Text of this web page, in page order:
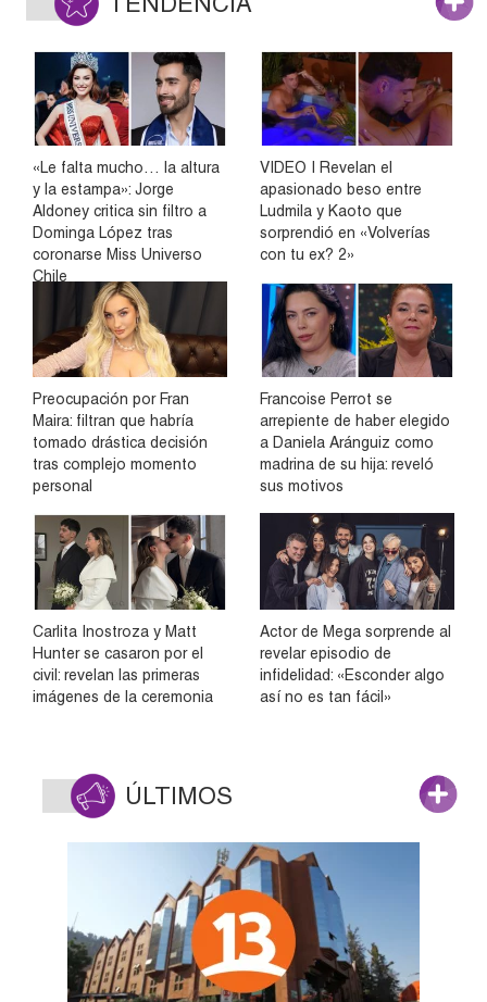
«Le falta mucho… la altura
y la estampa»: Jorge
Aldoney critica sin filtro a
Dominga López tras
coronarse Miss Universo
Chile
VIDEO | Revelan el
apasionado beso entre
Ludmila y Kaoto que
sorprendió en «Volverías
con tu ex? 2»
Preocupación por Fran
Maira: filtran que habría
tomado drástica decisión
tras complejo momento
personal
Francoise Perrot se
arrepiente de haber elegido
a Daniela Aránguiz como
madrina de su hija: reveló
sus motivos
Carlita Inostroza y Matt
Hunter se casaron por el
civil: revelan las primeras
imágenes de la ceremonia
Actor de Mega sorprende al
revelar episodio de
infidelidad: «Esconder algo
así no es tan fácil»
ÚLTIMOS